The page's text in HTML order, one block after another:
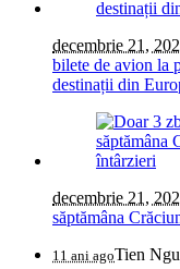
decembrie 21,
bilete de avion la
destinații din
decembrie 21,
săptămâna
11 ani agoTien